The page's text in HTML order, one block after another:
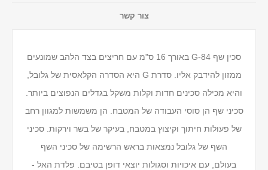
צור קשר
סכין שף G-84 באורך 16 ס"מ עם חריצים בצד הלהב שמונעים
ממזון להידבק אליו. סדרת G היא הסדרה הקלאסית של גלובל,
והיא מכילה סכינים חדות וקלות משקל בגדלים הנפוצים ביותר.
סכיני שף הן סוסי העבודה של המטבח. הן משמשות למגוון רחב
של פעולות חיתוך וקיצוץ במטבח, בעיקר של בשר וירקות. סכיני
השף של גלובל נמצאות בראש הרשימה של סכיני השף
בעולם, עם איכויות וסגולות יוצאי דופן בטיבם. פלדת האל -